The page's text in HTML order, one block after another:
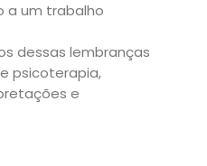
a um trabalho
dessas lembranças
psicoterapia,
e